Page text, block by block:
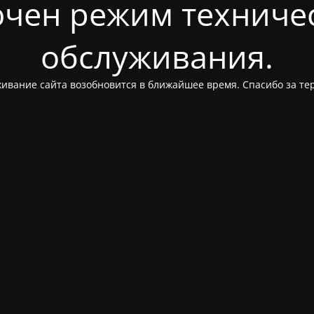
режим
обслуживания.
сайта возобновится в ближайшее время. Спасибо за